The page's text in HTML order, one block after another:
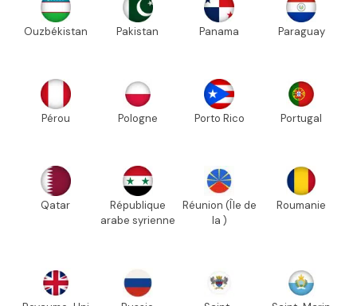
Ouzbékistan Pakistan Panama Paraguay
Pérou Pologne Porto Rico Portugal
Qatar
République
arabe syrienne
Réunion (Île de
la )
Roumanie